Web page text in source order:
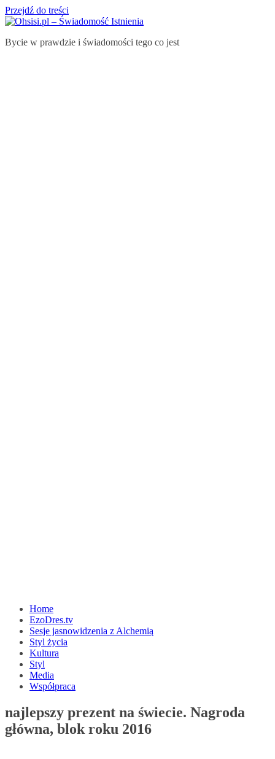
Przejdź do treści
Bycie w prawdzie i świadomości tego co jest
Home
EzoDres.tv
Sesje jasnowidzenia z Alchemią
Styl życia
Kultura
Styl
Media
Współpraca
najlepszy prezent na świecie. Nagroda
główna, blok roku 2016